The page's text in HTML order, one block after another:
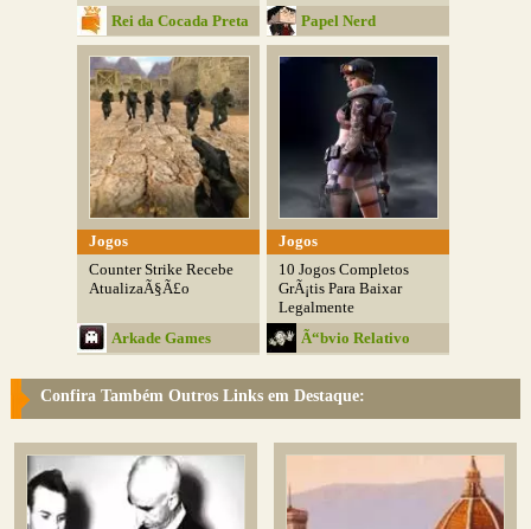
Rei da Cocada Preta
Papel Nerd
Jogos
Counter Strike Recebe
AtualizaÃ§Ã£o
Arkade Games
Jogos
10 Jogos Completos
GrÃ¡tis Para Baixar
Legalmente
Ã“bvio Relativo
Confira Também Outros Links em Destaque: